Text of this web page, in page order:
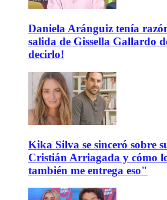
Daniela Aránguiz tenía
salida de Gissella Gallardo
decirlo!
Kika Silva se sinceró sobre
Cristián Arriagada y cómo
también me entrega eso"